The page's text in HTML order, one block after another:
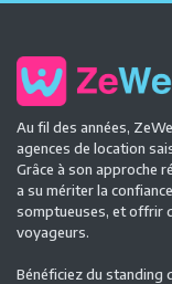
Au fil des années,
agences de location
Grâce à son approche
a su mériter la
somptueuses, et offrir
voyageurs.
Bénéficiez du standing